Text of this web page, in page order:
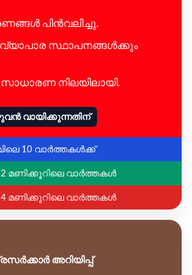
പിൻവലിച്ചു.
സ്ഥാപനങ്ങൾക്കും
നിലയിലായി.
വായിക്കുന്നതിന്
10 വാർത്തകൾക്ക്
മണിക്കൂറിലെ വാർത്തകൾ
മണിക്കൂറിലെ വാർത്തകൾ
അറിയിപ്പ്